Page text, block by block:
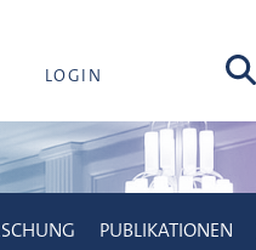
LOGIN Suche
PUBLIKATIONEN